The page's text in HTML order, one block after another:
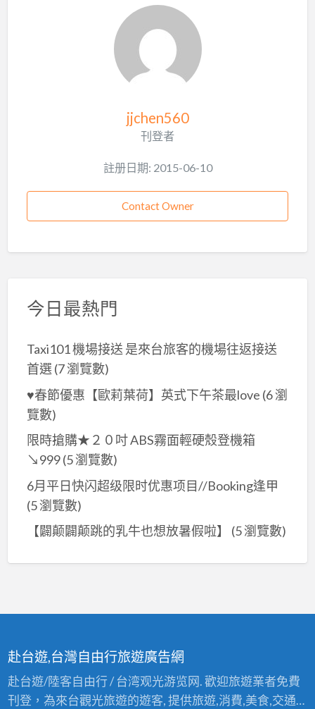
jjchen560
刊登者
註册日期: 2015-06-10
Contact Owner
今日最熱門
Taxi101 機場接送 是來台旅客的機場往返接送
首選 (7 瀏覽數)
♥春節優惠【歐莉葉荷】英式下午茶最love (6 瀏
覽數)
限時搶購★２０吋 ABS霧面輕硬殼登機箱
↘999(5 瀏覽數)
6月平日快闪超级限时优惠项目//Booking逢甲
(5 瀏覽數)
【闢颠闢颠跳的乳牛也想放暑假啦】
(5 瀏覽數)
赴台遊,台灣自由行旅遊廣告網
赴台遊/陸客自由行 / 台湾观光游览网. 歡迎旅遊業者免費
刊登，為來台觀光旅遊的遊客, 提供旅遊,消費,美食,交通…